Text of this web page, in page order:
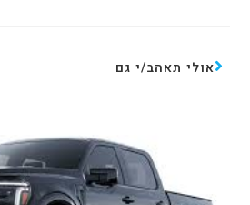
אולי תאהב/י גם